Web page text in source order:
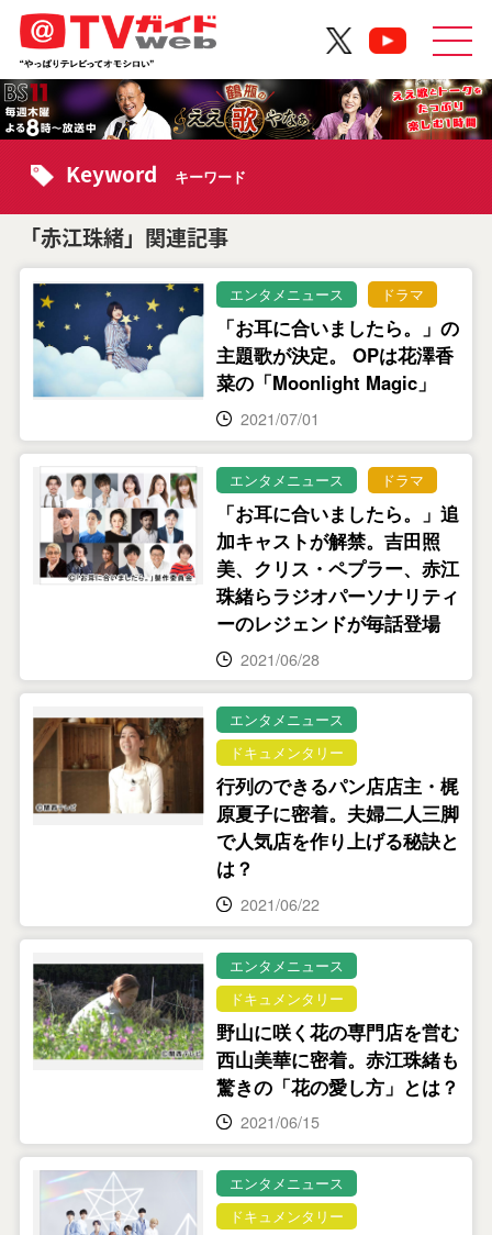
Keyword キーワード
「赤江珠緒」関連記事
エンタメニュース ドラマ
「お耳に合いましたら。」の
主題歌が決定。 OPは花澤香
菜の「Moonlight Magic」
2021/07/01
エンタメニュース ドラマ
「お耳に合いましたら。」追
加キャストが解禁。吉田照
美、クリス・ペプラー、赤江
珠緒らラジオパーソナリティ
ーのレジェンドが毎話登場
2021/06/28
エンタメニュース
ドキュメンタリー
行列のできるパン店店主・梶
原夏子に密着。夫婦二人三脚
で人気店を作り上げる秘訣と
は？
2021/06/22
エンタメニュース
ドキュメンタリー
野山に咲く花の専門店を営む
西山美華に密着。赤江珠緒も
驚きの「花の愛し方」とは？
2021/06/15
エンタメニュース
ドキュメンタリー